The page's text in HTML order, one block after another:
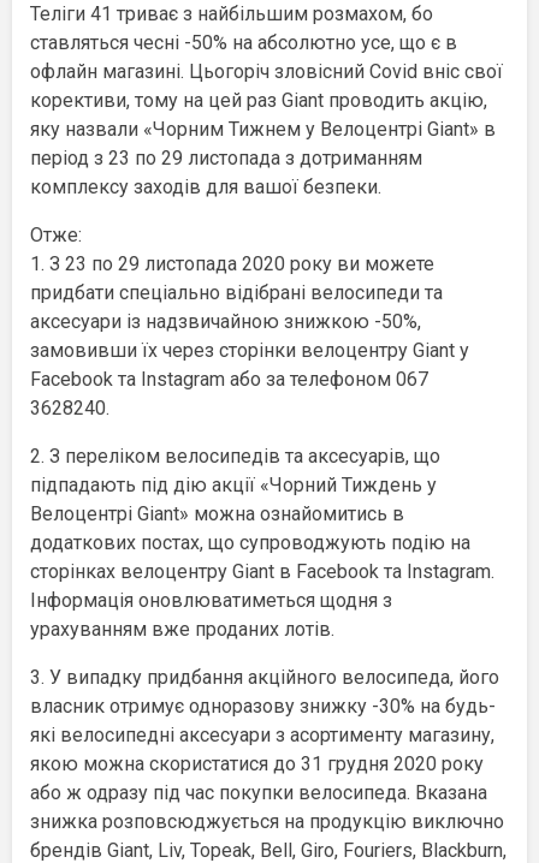
Теліги 41 триває з найбільшим розмахом, бо
ставляться чесні -50% на абсолютно усе, що є в
офлайн магазині. Цьогоріч зловісний Сovid вніс свої
корективи, тому на цей раз Giant проводить акцію,
яку назвали «Чорним Тижнем у Велоцентрі Giant» в
період з 23 по 29 листопада з дотриманням
комплексу заходів для вашої безпеки.
Отже:
1. З 23 по 29 листопада 2020 року ви можете
придбати спеціально відібрані велосипеди та
аксесуари із надзвичайною знижкою -50%,
замовивши їх через сторінки велоцентру Giant у
Facebook та Instagram або за телефоном 067
3628240.
2. З переліком велосипедів та аксесуарів, що
підпадають під дію акції «Чорний Тиждень у
Велоцентрі Giant» можна ознайомитись в
додаткових постах, що супроводжують подію на
сторінках велоцентру Giant в Facebook та Instagram.
Інформація оновлюватиметься щодня з
урахуванням вже проданих лотів.
3. У випадку придбання акційного велосипеда, його
власник отримує одноразову знижку -30% на будь-
які велосипедні аксесуари з асортименту магазину,
якою можна скористатися до 31 грудня 2020 року
або ж одразу під час покупки велосипеда. Вказана
знижка розповсюджується на продукцію виключно
брендів Giant, Liv, Topeak, Bell, Giro, Fouriers, Blackburn,